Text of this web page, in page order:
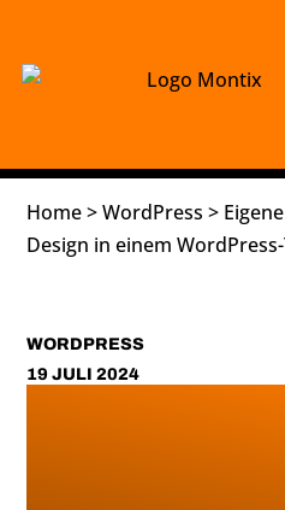
Home>WordPress >
Design in einem
WORDPRESS
19 JULI 2024